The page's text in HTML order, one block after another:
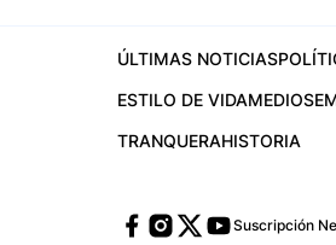
ÚLTIMAS NOTICIAS
ESTILO DE VIDAMEDIOS
TRANQUERAHISTORIA
Suscripción